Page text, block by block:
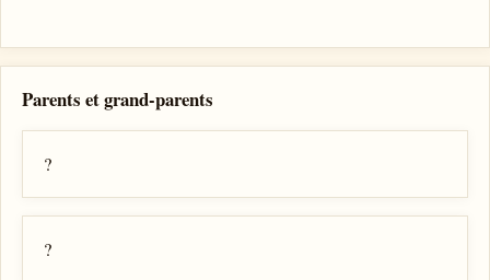
Parents et grand-parents
?
?